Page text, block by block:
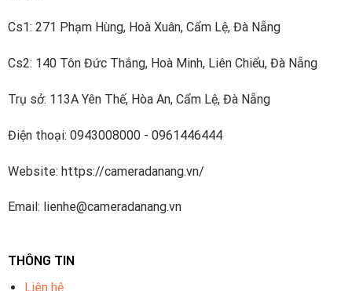
Cs1: 271 Phạm Hùng, Hoà Xuân, Cẩm Lệ, Đà Nẵng
Cs2: 140 Tôn Đức Thắng, Hoà Minh, Liên Chiểu, Đà Nẵng
Trụ sở: 113A Yên Thế, Hòa An, Cẩm Lệ, Đà Nẵng
Điện thoại: 0943008000 - 0961446444
Website: https://cameradanang.vn/
Email: lienhe@cameradanang.vn
THÔNG TIN
Liên hệ